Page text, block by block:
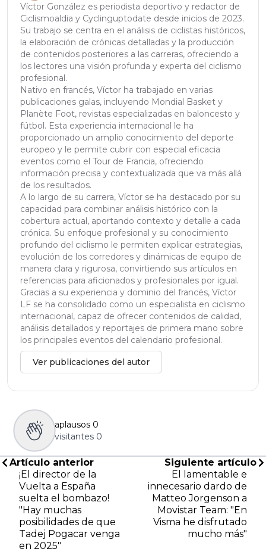
Víctor González es periodista deportivo y redactor de
Ciclismoaldia y Cyclinguptodate desde inicios de 2023.
Su trabajo se centra en el análisis de ciclistas históricos,
la elaboración de crónicas detalladas y la producción
de contenidos posteriores a las carreras, ofreciendo a
los lectores una visión profunda y experta del ciclismo
profesional.
Nativo en francés, Víctor ha trabajado en varias
publicaciones galas, incluyendo Mondial Basket y
Planète Foot, revistas especializadas en baloncesto y
fútbol. Esta experiencia internacional le ha
proporcionado un amplio conocimiento del deporte
europeo y le permite cubrir con especial eficacia
eventos como el Tour de Francia, ofreciendo
información precisa y contextualizada que va más allá
de los resultados.
A lo largo de su carrera, Víctor se ha destacado por su
capacidad para combinar análisis histórico con la
cobertura actual, aportando contexto y detalle a cada
crónica. Su enfoque profesional y su conocimiento
profundo del ciclismo le permiten explicar estrategias,
evolución de los corredores y dinámicas de equipo de
manera clara y rigurosa, convirtiendo sus artículos en
referencias para aficionados y profesionales por igual.
Gracias a su experiencia y dominio del francés, Víctor
LF se ha consolidado como un especialista en ciclismo
internacional, capaz de ofrecer contenidos de calidad,
análisis detallados y reportajes de primera mano sobre
los principales eventos del calendario profesional.
Ver publicaciones del autor
aplausos 0
visitantes 0
Artículo anterior
¡El director de la
Vuelta a España
suelta el bombazo!
"Hay muchas
posibilidades de que
Tadej Pogacar venga
en 2025"
Siguiente artículo
El lamentable e
innecesario dardo de
Matteo Jorgenson a
Movistar Team: "En
Visma he disfrutado
mucho más"